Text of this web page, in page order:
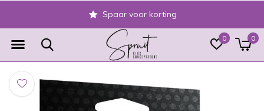
0 0
Spaar voor korting